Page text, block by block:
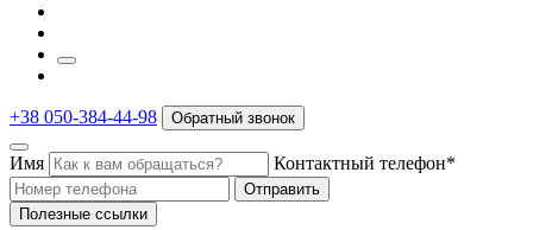
+38 050-384-44-98 Обратный звонок
Имя Контактный телефон*
Отправить
Полезные ссылки